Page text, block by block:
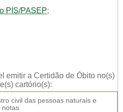
PIS/PASEP;
emitir a Certidão de Óbito no(s)
cartório(s):
civil das pessoas naturais e
notas